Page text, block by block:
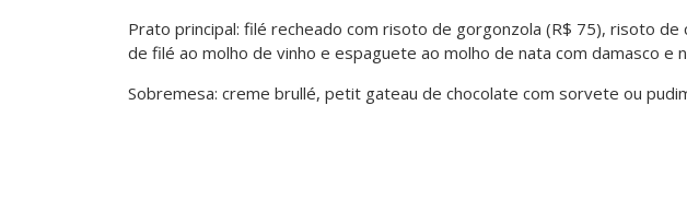
Prato principal: filé recheado com risoto de gorgonzola (R$ 75), risoto de
de filé ao molho de vinho e espaguete ao molho de nata com damasco e
Sobremesa: creme brullé, petit gateau de chocolate com sorvete ou